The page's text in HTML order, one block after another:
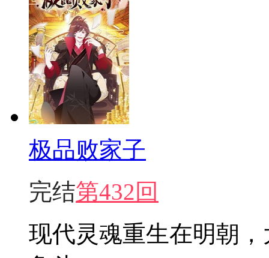
极品败家子
完结第432回
现代灵魂重生在明朝